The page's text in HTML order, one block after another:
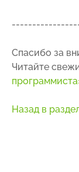
Спасибо за
Читайте
Назад в